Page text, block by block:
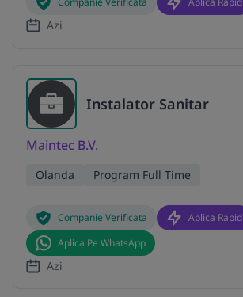
Azi
Instalator Sanitar
Maintec B.V.
Olanda Program Full Time
Companie Verificata
Aplica Rapid
Aplica Pe WhatsApp
Azi